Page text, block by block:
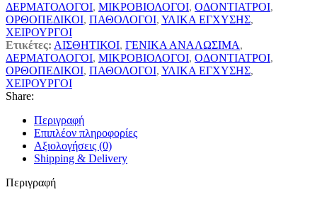
ΔΕΡΜΑΤΟΛΟΓΟΙ, ΜΙΚΡΟΒΙΟΛΟΓΟΙ, ΟΔΟΝΤΙΑΤΡΟΙ,
ΟΡΘΟΠΕΔΙΚΟΙ, ΠΑΘΟΛΟΓΟΙ, ΥΛΙΚΑ ΕΓΧΥΣΗΣ,
ΧΕΙΡΟΥΡΓΟΙ
Ετικέτες: ΑΙΣΘΗΤΙΚΟΙ, ΓΕΝΙΚΑ ΑΝΑΛΩΣΙΜΑ,
ΔΕΡΜΑΤΟΛΟΓΟΙ, ΜΙΚΡΟΒΙΟΛΟΓΟΙ, ΟΔΟΝΤΙΑΤΡΟΙ,
ΟΡΘΟΠΕΔΙΚΟΙ, ΠΑΘΟΛΟΓΟΙ, ΥΛΙΚΑ ΕΓΧΥΣΗΣ,
ΧΕΙΡΟΥΡΓΟΙ
Share:
Περιγραφή
Επιπλέον πληροφορίες
Αξιολογήσεις (0)
Shipping & Delivery
Περιγραφή